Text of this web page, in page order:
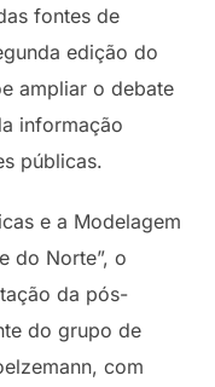
fontes de
edição do
ampliar o debate
informação
públicas.
e a Modelagem
do Norte”, o
da pós-
do grupo de
com